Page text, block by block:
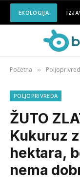
EKOLOGIJA
Početna »
POLJOPRIVREDA
ŽUTO
Kukuruz
hektara,
nema